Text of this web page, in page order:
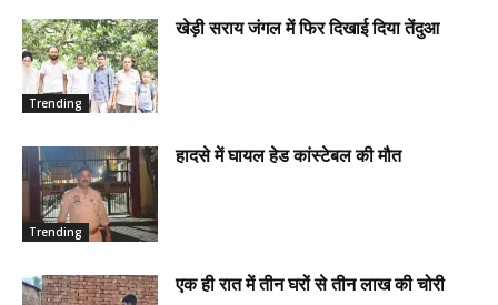
Trending
खेड़ी सराय जंगल में फिर दिखाई दिया तेंदुआ
Trending
हादसे में घायल हेड कांस्टेबल की मौत
एक ही रात में तीन घरों से तीन लाख की चोरी